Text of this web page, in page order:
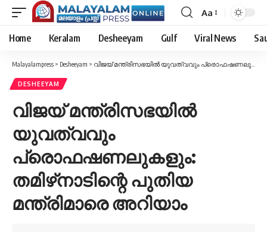
Font
Resizer
Aa
Home Keralam Desheeyam Gulf Viral News
Malayalampress > Desheeyam > വിജയ് മന്ത്രിസഭയിൽ യുവത്വവും പ്രൊഫഷണലുകളും: തമിഴ്‌നാടിന്റെ പുതിയ മന്ത്രിമാരെ അറിയാം
DESHEEYAM
വിജയ് മന്ത്രിസഭയിൽ
യുവത്വവും
പ്രൊഫഷണലുകളും:
തമിഴ്‌നാടിന്റെ പുതിയ
മന്ത്രിമാരെ അറിയാം